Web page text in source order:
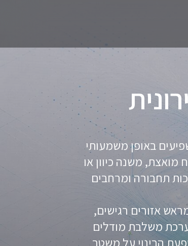
באופן משמעותי
משנה כיוון או
תחבורה ומרחבים
אזורים רגישים,
משלבת מודלים
הבינוי על משטר